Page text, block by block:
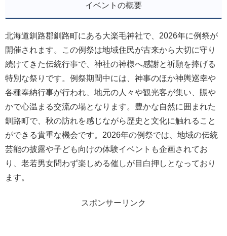
イベントの概要
北海道釧路郡釧路町にある大楽毛神社で、2026年に例祭が
開催されます。この例祭は地域住民が古来から大切に守り
続けてきた伝統行事で、神社の神様へ感謝と祈願を捧げる
特別な祭りです。例祭期間中には、神事のほか神輿巡幸や
各種奉納行事が行われ、地元の人々や観光客が集い、賑や
かで心温まる交流の場となります。豊かな自然に囲まれた
釧路町で、秋の訪れを感じながら歴史と文化に触れること
ができる貴重な機会です。2026年の例祭では、地域の伝統
芸能の披露や子ども向けの体験イベントも企画されてお
り、老若男女問わず楽しめる催しが目白押しとなっており
ます。
スポンサーリンク